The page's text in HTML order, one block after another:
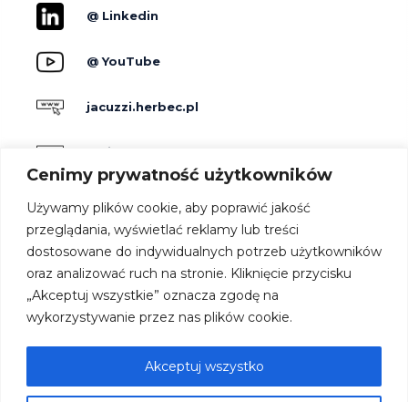
Cenimy prywatność użytkowników
Używamy plików cookie, aby poprawić jakość
przeglądania, wyświetlać reklamy lub treści
dostosowane do indywidualnych potrzeb użytkowników
oraz analizować ruch na stronie. Kliknięcie przycisku
„Akceptuj wszystkie” oznacza zgodę na
wykorzystywanie przez nas plików cookie.
Akceptuj wszystko
@ Linkedin
@ YouTube
jacuzzi.herbec.pl
holidayskypark.pl